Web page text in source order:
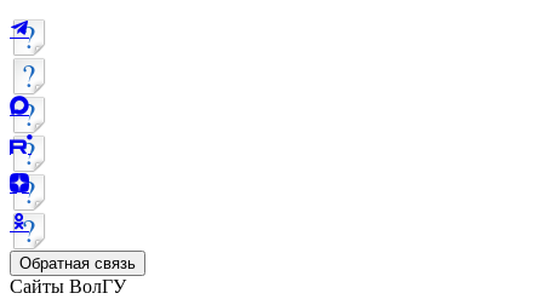
Обратная связь
Сайты ВолГУ